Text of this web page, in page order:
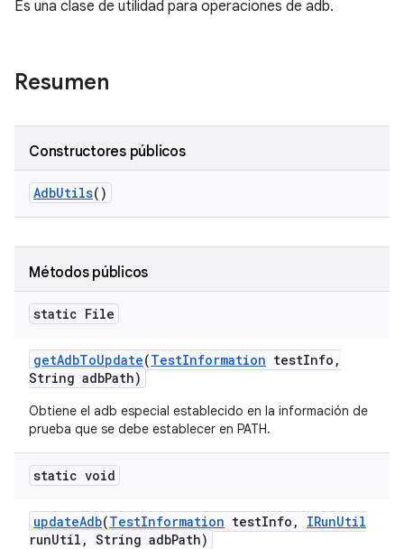
Es una clase de utilidad para operaciones de adb.
Resumen
Constructores públicos
AdbUtils()
Métodos públicos
static File
getAdbToUpdate(TestInformation testInfo ,
String adbPath)
Obtiene el adb especial establecido en la información de
prueba que se debe establecer en PATH.
static void
updateAdb(TestInformation testInfo , IRunUtil
runUtil , String adbPath)